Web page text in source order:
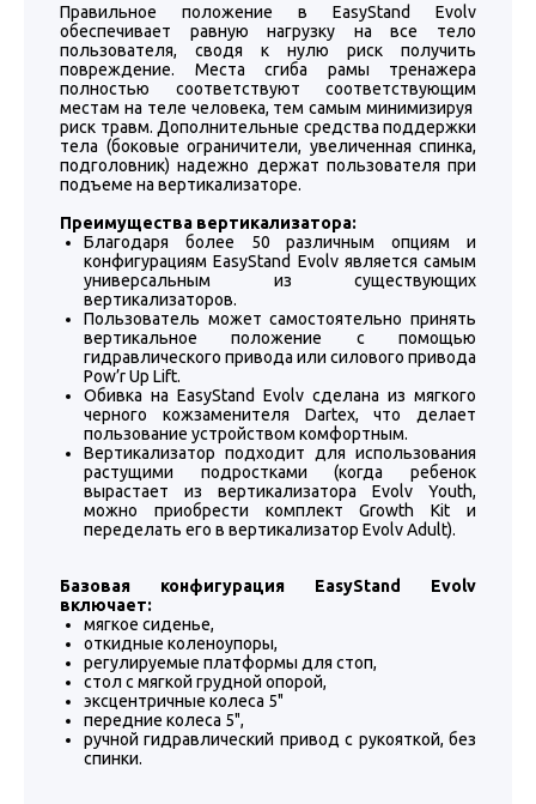
Правильное положение в EasyStand Evolv
обеспечивает равную нагрузку на все тело
пользователя, сводя к нулю риск получить
повреждение. Места сгиба рамы тренажера
полностью соответствуют соответствующим
местам на теле человека, тем самым минимизируя
риск травм. Дополнительные средства поддержки
тела (боковые ограничители, увеличенная спинка,
подголовник) надежно держат пользователя при
подъеме на вертикализаторе.
Преимущества вертикализатора:
Благодаря более 50 различным опциям и
конфигурациям EasyStand Evolv является самым
универсальным из существующих
вертикализаторов.
Пользователь может самостоятельно принять
вертикальное положение с помощью
гидравлического привода или силового привода
Pow’r Up Lift.
Обивка на EasyStand Evolv сделана из мягкого
черного кожзаменителя Dartex, что делает
пользование устройством комфортным.
Вертикализатор подходит для использования
растущими подростками (когда ребенок
вырастает из вертикализатора Evolv Youth,
можно приобрести комплект Growth Kit и
переделать его в вертикализатор Evolv Adult).
Базовая конфигурация EasyStand Evolv
включает:
мягкое сиденье,
откидные коленоупоры,
регулируемые платформы для стоп,
стол с мягкой грудной опорой,
эксцентричные колеса 5"
передние колеса 5",
ручной гидравлический привод с рукояткой, без
спинки.